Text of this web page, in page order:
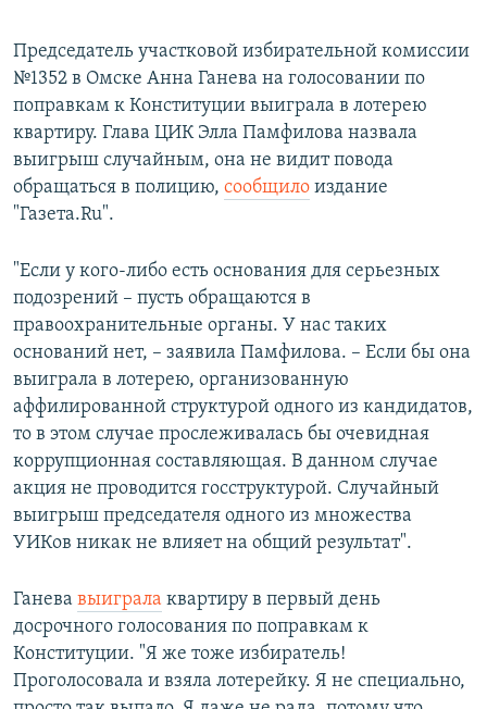
Все сайты РСЕ/РС
Председатель участковой избирательной комиссии
№1352 в Омске Анна Ганева на голосовании по
поправкам к Конституции выиграла в лотерею
квартиру. Глава ЦИК Элла Памфилова назвала
выигрыш случайным, она не видит повода
обращаться в полицию, сообщило издание
"Газета.Ru".
"Если у кого-либо есть основания для серьезных
подозрений – пусть обращаются в
правоохранительные органы. У нас таких
оснований нет, – заявила Памфилова. – Если бы она
выиграла в лотерею, организованную
аффилированной структурой одного из кандидатов,
то в этом случае прослеживалась бы очевидная
коррупционная составляющая. В данном случае
акция не проводится госструктурой. Случайный
выигрыш председателя одного из множества
УИКов никак не влияет на общий результат".
Ганева выиграла квартиру в первый день
досрочного голосования по поправкам к
Конституции. "Я же тоже избиратель!
Проголосовала и взяла лотерейку. Я не специально,